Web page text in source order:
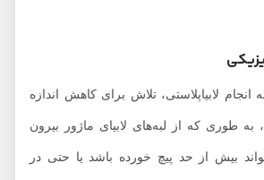
لابیاپلاستی، تلاش برای کاهش اندازه
که از لبه‌های لابیای ماژور بیرون
بیش از حد پیچ ​​خورده باشد یا حتی در